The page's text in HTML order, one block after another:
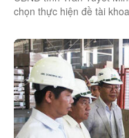
chọn thực hiện đề tài